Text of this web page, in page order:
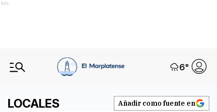
Ads
6°
LOCALES Añadir como fuente en